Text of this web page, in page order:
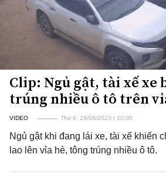
Clip: Ngủ gật, tài xế xe
trúng nhiều ô tô trên
VIDEO Thứ 6, 16/06/2023 | 10:00
Ngủ gật khi đang lái xe, tài xế khiến
lao lên vỉa hè, tông trúng nhiều ô tô.